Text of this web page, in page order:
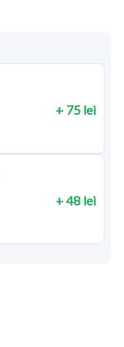
+ 75 lei
+ 48 lei